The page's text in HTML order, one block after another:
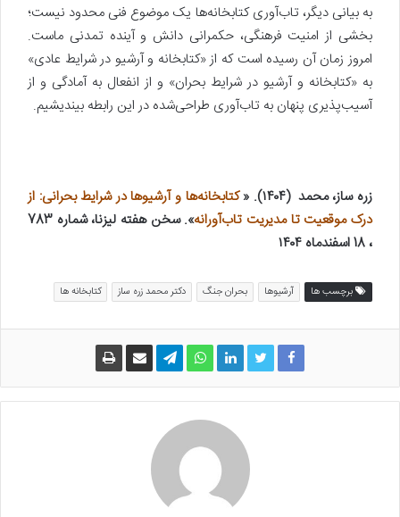
به بیانی دیگر، تاب‌آوری کتابخانه‌ها یک موضوع فنی محدود نیست؛
بخشی از امنیت فرهنگی، حکمرانی دانش و آینده تمدنی ماست.
امروز زمان آن رسیده است که از «کتابخانه و آرشیو در شرایط عادی»
به «کتابخانه و آرشیو در شرایط بحران» و از انفعال به آمادگی و از
آسیب‌پذیری پنهان به تاب‌آوری طراحی‌شده در این رابطه بیندیشیم.
زره ساز، محمد (۱۴۰۴). «
کتابخانه‌ها و آرشیوها در شرایط بحرانی: از
درک موقعیت تا مدیریت تاب‌آورانه
». سخن هفته لیزنا، شماره 783
، 18 اسفند‌ماه ۱۴۰۴
برچسب ها آرشیوها بحران جنگ دکتر محمد زره ساز کتابخانه ها